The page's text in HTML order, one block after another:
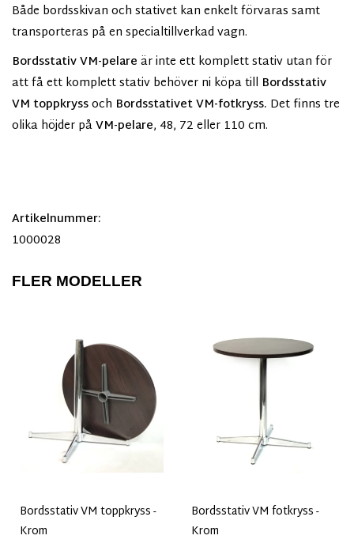
Både bordsskivan och stativet kan enkelt förvaras samt
transporteras på en specialtillverkad vagn.
Bordsstativ VM-pelareär inte ett komplett stativ utan för
att få ett komplett stativ behöver ni köpa till Bordsstativ
VM toppkryssoch Bordsstativet VM-fotkryss. Det finns tre
olika höjder påVM-pelare, 48, 72 eller 110 cm.
Artikelnummer:
1000028
FLER MODELLER
Bordsstativ VM toppkryss -
Krom
Bordsstativ VM fotkryss -
Krom